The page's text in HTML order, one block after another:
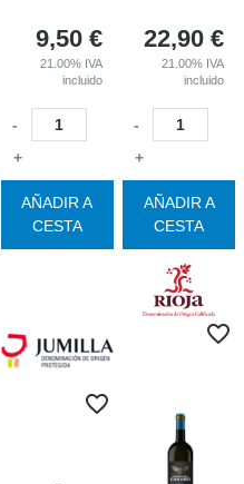
9,50 €
21.00% IVA
incluido
-
+
AÑADIR A
CESTA
22,90 €
21.00% IVA
incluido
-
+
AÑADIR A
CESTA